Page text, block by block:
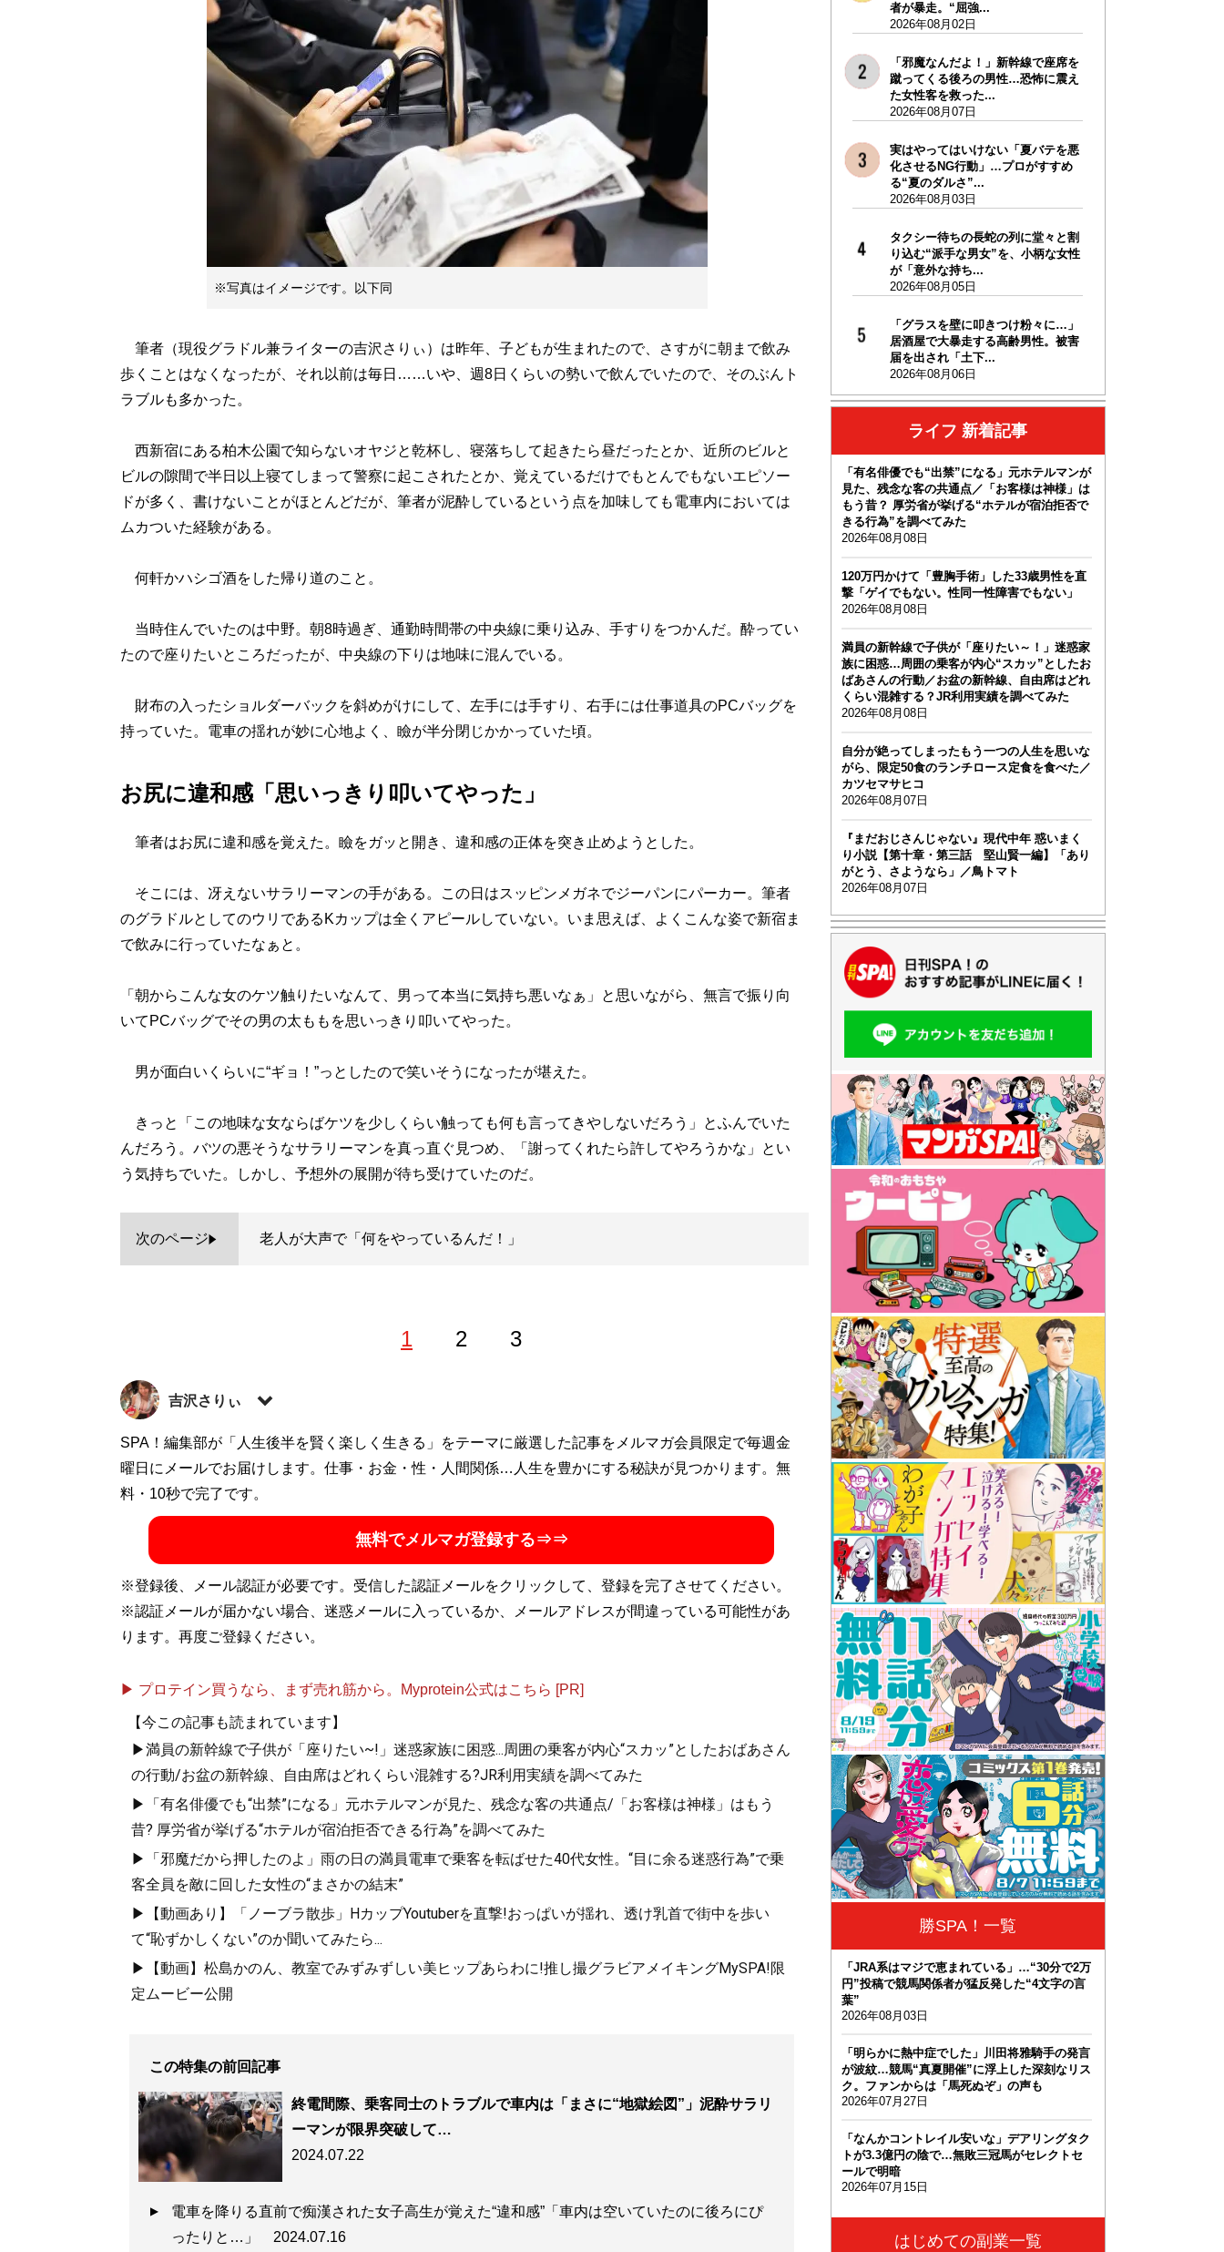
※写真はイメージです。以下同
筆者（現役グラドル兼ライターの吉沢さりぃ）は昨年、子どもが生まれたので、さすがに朝まで飲み
歩くことはなくなったが、それ以前は毎日……いや、週8日くらいの勢いで飲んでいたので、そのぶんト
ラブルも多かった。
西新宿にある柏木公園で知らないオヤジと乾杯し、寝落ちして起きたら昼だったとか、近所のビルと
ビルの隙間で半日以上寝てしまって警察に起こされたとか、覚えているだけでもとんでもないエピソー
ドが多く、書けないことがほとんどだが、筆者が泥酔しているという点を加味しても電車内においては
ムカついた経験がある。
何軒かハシゴ酒をした帰り道のこと。
当時住んでいたのは中野。朝8時過ぎ、通勤時間帯の中央線に乗り込み、手すりをつかんだ。酔ってい
たので座りたいところだったが、中央線の下りは地味に混んでいる。
財布の入ったショルダーバックを斜めがけにして、左手には手すり、右手には仕事道具のPCバッグを
持っていた。電車の揺れが妙に心地よく、瞼が半分閉じかかっていた頃。
お尻に違和感「思いっきり叩いてやった」
筆者はお尻に違和感を覚えた。瞼をガッと開き、違和感の正体を突き止めようとした。
そこには、冴えないサラリーマンの手がある。この日はスッピンメガネでジーパンにパーカー。筆者
のグラドルとしてのウリであるKカップは全くアピールしていない。いま思えば、よくこんな姿で新宿ま
で飲みに行っていたなぁと。
「朝からこんな女のケツ触りたいなんて、男って本当に気持ち悪いなぁ」と思いながら、無言で振り向
いてPCバッグでその男の太ももを思いっきり叩いてやった。
男が面白いくらいに“ギョ！”っとしたので笑いそうになったが堪えた。
きっと「この地味な女ならばケツを少しくらい触っても何も言ってきやしないだろう」とふんでいた
んだろう。バツの悪そうなサラリーマンを真っ直ぐ見つめ、「謝ってくれたら許してやろうかな」とい
う気持ちでいた。しかし、予想外の展開が待ち受けていたのだ。
次のページ 老人が大声で「何をやっているんだ！」
1 2 3
吉沢さりぃ
ライター兼底辺グラドルの二足のわらじ。著書に『最底辺グラドルの胸のうち 』（イースト・プレ
ス）、『現役底辺グラドルが暴露する グラビアアイドルのぶっちゃけ話』、『現役グラドルがカラダを
張って体験してきました
Twitter）：@sally_y0720
SPA！編集部が「人生後半を賢く楽しく生きる」をテーマに厳選した記事をメルマガ会員限定で毎週金
曜日にメールでお届けします。仕事・お金・性・人間関係…人生を豊かにする秘訣が見つかります。無
料・10秒で完了です。
無料でメルマガ登録する⇒⇒
※登録後、メール認証が必要です。受信した認証メールをクリックして、登録を完了させてください。
※認証メールが届かない場合、迷惑メールに入っているか、メールアドレスが間違っている可能性があ
ります。再度ご登録ください。
▶ プロテイン買うなら、まず売れ筋から。Myprotein公式はこちら [PR]
【今この記事も読まれています】
▶満員の新幹線で子供が「座りたい~!」迷惑家族に困惑...周囲の乗客が内心“スカッ”としたおばあさん
の行動/お盆の新幹線、自由席はどれくらい混雑する?JR利用実績を調べてみた
▶「有名俳優でも“出禁”になる」元ホテルマンが見た、残念な客の共通点/「お客様は神様」はもう
昔? 厚労省が挙げる“ホテルが宿泊拒否できる行為”を調べてみた
▶「邪魔だから押したのよ」雨の日の満員電車で乗客を転ばせた40代女性。“目に余る迷惑行為”で乗
客全員を敵に回した女性の“まさかの結末”
▶【動画あり】「ノーブラ散歩」HカップYoutuberを直撃!おっぱいが揺れ、透け乳首で街中を歩い
て“恥ずかしくない”のか聞いてみたら...
▶【動画】松島かのん、教室でみずみずしい美ヒップあらわに!推し撮グラビアメイキングMySPA!限
定ムービー公開
この特集の前回記事
終電間際、乗客同士のトラブルで車内は「まさに“地獄絵図”」泥酔サラリ
ーマンが限界突破して…
2024.07.22
電車を降りる直前で痴漢された女子高生が覚えた“違和感”「車内は空いていたのに後ろにぴ
ったりと…」 2024.07.16
者が暴走。“屈強...
2026年08月02日
「邪魔なんだよ！」新幹線で座席を
蹴ってくる後ろの男性…恐怖に震え
た女性客を救った...
2026年08月07日
実はやってはいけない「夏バテを悪
化させるNG行動」…プロがすすめ
る“夏のダルさ”...
2026年08月03日
タクシー待ちの長蛇の列に堂々と割
り込む“派手な男女”を、小柄な女性
が「意外な持ち...
2026年08月05日
「グラスを壁に叩きつけ粉々に…」
居酒屋で大暴走する高齢男性。被害
届を出され「土下...
2026年08月06日
ライフ 新着記事
「有名俳優でも“出禁”になる」元ホテルマンが
見た、残念な客の共通点／「お客様は神様」は
もう昔？ 厚労省が挙げる“ホテルが宿泊拒否で
きる行為”を調べてみた
2026年08月08日
120万円かけて「豊胸手術」した33歳男性を直
撃「ゲイでもない。性同一性障害でもない」
2026年08月08日
満員の新幹線で子供が「座りたい～！」迷惑家
族に困惑…周囲の乗客が内心“スカッ”としたお
ばあさんの行動／お盆の新幹線、自由席はどれ
くらい混雑する？JR利用実績を調べてみた
2026年08月08日
自分が絶ってしまったもう一つの人生を思いな
がら、限定50食のランチロース定食を食べた／
カツセマサヒコ
2026年08月07日
『まだおじさんじゃない』現代中年 惑いまく
り小説【第十章・第三話 堅山賢一編】「あり
がとう、さようなら」／鳥トマト
2026年08月07日
勝SPA！一覧
「JRA系はマジで恵まれている」…“30分で2万
円”投稿で競馬関係者が猛反発した“4文字の言
葉”
2026年08月03日
「明らかに熱中症でした」川田将雅騎手の発言
が波紋…競馬“真夏開催”に浮上した深刻なリス
ク。ファンからは「馬死ぬぞ」の声も
2026年07月27日
「なんかコントレイル安いな」デアリングタク
トが3.3億円の陰で…無敗三冠馬がセレクトセ
ールで明暗
2026年07月15日
はじめての副業一覧